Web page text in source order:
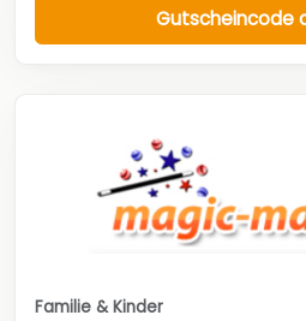
Gutscheincode
Familie & Kinder